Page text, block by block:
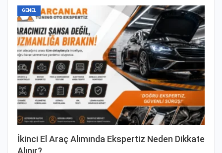
GENEL
İkinci El Araç Alımında Ekspertiz Neden Dikkate
Alınır?